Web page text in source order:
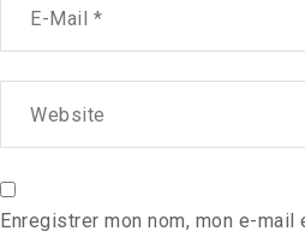
Enregistrer mon nom, mon e-